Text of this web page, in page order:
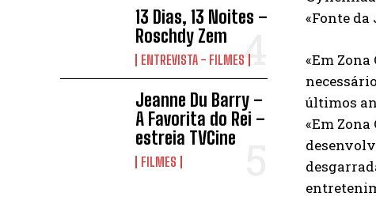
13 Dias, 13 Noites –
Roschdy Zem
ENTREVISTA - FILMES
Jeanne Du Barry –
A Favorita do Rei –
estreia TVCine
FILMES
«Fonte da
«Em
últimos
«Em